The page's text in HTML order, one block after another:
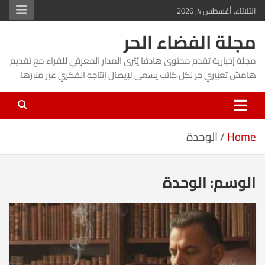
Skip
to
content
الثلاثاء, أغسطس 4, 2026
مجلة الفضاء الحر
مجلة إخبارية تقدم محتوى هادفا يُثري المدار المعرفي للقراء مع تقديم
هامش تعبيري حر لكل كاتب يسعى لإيصال إنتاجه الفكري عبر منبرها.
Home الوحدة
الوسم:الوحدة